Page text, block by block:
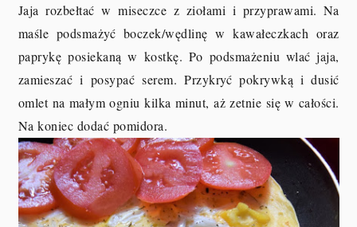
Jaja rozbełtać w miseczce z ziołami i przyprawami. Na
maśle podsmażyć boczek/wędlinę w kawałeczkach oraz
paprykę posiekaną w kostkę. Po podsmażeniu wlać jaja,
zamieszać i posypać serem. Przykryć pokrywką i dusić
omlet na małym ogniu kilka minut, aż zetnie się w całości.
Na koniec dodać pomidora.